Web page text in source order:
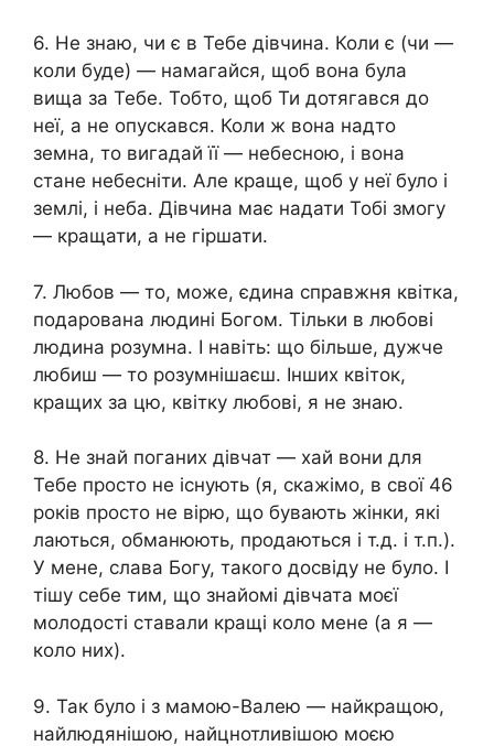
6. Не знаю, чи є в Тебе дівчина. Коли є (чи —
коли буде) — намагайся, щоб вона була
вища за Тебе. Тобто, щоб Ти дотягався до
неї, а не опускався. Коли ж вона надто
земна, то вигадай її — небесною, і вона
стане небесніти. Але краще, щоб у неї було і
землі, і неба. Дівчина має надати Тобі змогу
— кращати, а не гіршати.
7. Любов — то, може, єдина справжня квітка,
подарована людині Богом. Тільки в любові
людина розумна. І навіть: що більше, дужче
любиш — то розумнішаєш. Інших квіток,
кращих за цю, квітку любові, я не знаю.
8. Не знай поганих дівчат — хай вони для
Тебе просто не існують (я, скажімо, в свої 46
років просто не вірю, що бувають жінки, які
лаються, обманюють, продаються і т.д. і т.п.).
У мене, слава Богу, такого досвіду не було. І
тішу себе тим, що знайомі дівчата моєї
молодості ставали кращі коло мене (а я —
коло них).
9. Так було і з мамою-Валею — найкращою,
найлюдянішою, найцнотливішою моєю